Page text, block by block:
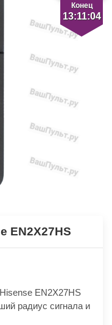
Конец
13:11:04
EN2X27HS
EN2X27HS
радиус сигнала и